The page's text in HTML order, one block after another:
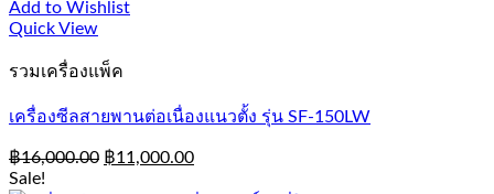
Add to Wishlist
Quick View
รวมเครื่องแพ็ค
เครื่องซีลสายพานต่อเนื่องแนวตั้ง รุ่น SF-150LW
฿16,000.00 ฿11,000.00
Sale!